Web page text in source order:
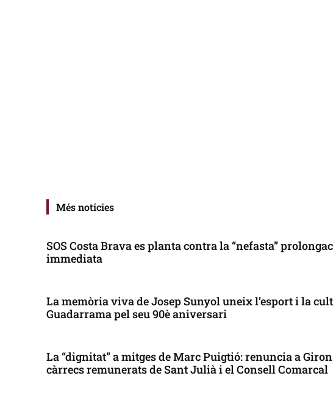
Més notícies
SOS Costa Brava es planta contra la “nefasta”
immediata
La memòria viva de Josep Sunyol uneix l’esport i la
Guadarrama pel seu 90è aniversari
La “dignitat” a mitges de Marc Puigtió: renuncia a
càrrecs remunerats de Sant Julià i el Consell Comarcal